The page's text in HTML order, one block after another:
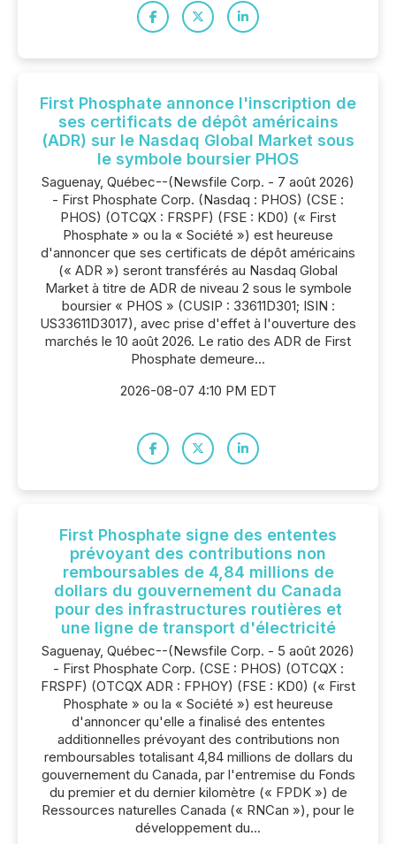
First Phosphate annonce l'inscription de
ses certificats de dépôt américains
(ADR) sur le Nasdaq Global Market sous
le symbole boursier PHOS
Saguenay, Québec--(Newsfile Corp. - 7 août 2026)
- First Phosphate Corp. (Nasdaq : PHOS) (CSE :
PHOS) (OTCQX : FRSPF) (FSE : KD0) (« First
Phosphate » ou la « Société ») est heureuse
d'annoncer que ses certificats de dépôt américains
(« ADR ») seront transférés au Nasdaq Global
Market à titre de ADR de niveau 2 sous le symbole
boursier « PHOS » (CUSIP : 33611D301; ISIN :
US33611D3017), avec prise d'effet à l'ouverture des
marchés le 10 août 2026. Le ratio des ADR de First
Phosphate demeure...
2026-08-07 4:10 PM EDT
First Phosphate signe des ententes
prévoyant des contributions non
remboursables de 4,84 millions de
dollars du gouvernement du Canada
pour des infrastructures routières et
une ligne de transport d'électricité
Saguenay, Québec--(Newsfile Corp. - 5 août 2026)
- First Phosphate Corp. (CSE : PHOS) (OTCQX :
FRSPF) (OTCQX ADR : FPHOY) (FSE : KD0) (« First
Phosphate » ou la « Société ») est heureuse
d'annoncer qu'elle a finalisé des ententes
additionnelles prévoyant des contributions non
remboursables totalisant 4,84 millions de dollars du
gouvernement du Canada, par l'entremise du Fonds
du premier et du dernier kilomètre (« FPDK ») de
Ressources naturelles Canada (« RNCan »), pour le
développement du...